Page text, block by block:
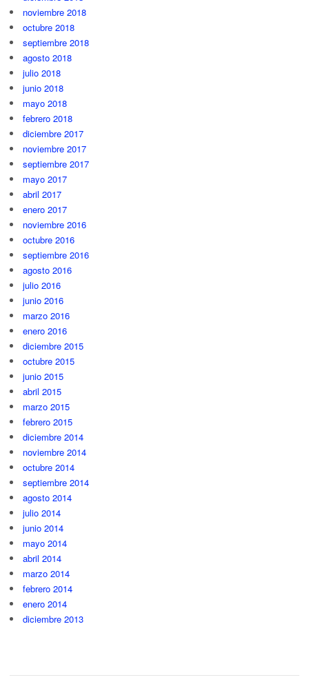
noviembre 2018
octubre 2018
septiembre 2018
agosto 2018
julio 2018
junio 2018
mayo 2018
febrero 2018
diciembre 2017
noviembre 2017
septiembre 2017
mayo 2017
abril 2017
enero 2017
noviembre 2016
octubre 2016
septiembre 2016
agosto 2016
julio 2016
junio 2016
marzo 2016
enero 2016
diciembre 2015
octubre 2015
junio 2015
abril 2015
marzo 2015
febrero 2015
diciembre 2014
noviembre 2014
octubre 2014
septiembre 2014
agosto 2014
julio 2014
junio 2014
mayo 2014
abril 2014
marzo 2014
febrero 2014
enero 2014
diciembre 2013